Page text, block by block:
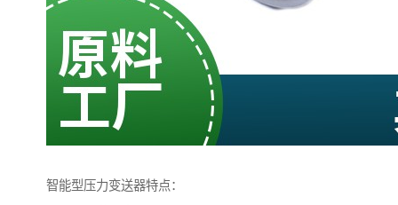
智能型压力变送器特点：